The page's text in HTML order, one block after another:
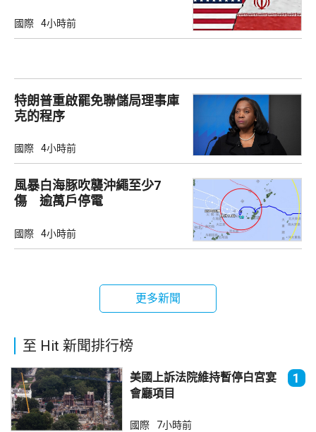
國際 4小時前
特朗普重啟罷免聯儲局理事庫
克的程序
國際 4小時前
風暴白海豚吹襲沖繩至少7
傷 逾萬戶停電
國際 4小時前
更多新聞
至 Hit 新聞排行榜
美國上訴法院維持暫停白宮宴
會廳項目
1
國際 7小時前